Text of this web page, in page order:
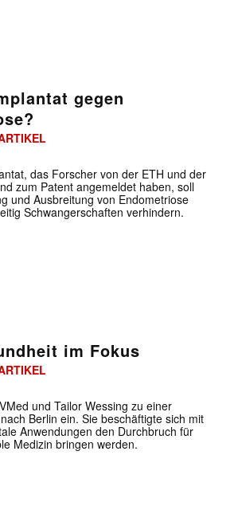
gegen
das Forscher von der ETH und der
zum Patent angemeldet haben, soll
und Ausbreitung von Endometriose
Schwangerschaften verhindern.
im Fokus
und Tailor Wessing zu einer
Berlin ein. Sie beschäftigte sich mit
Anwendungen den Durchbruch für
Medizin bringen werden.